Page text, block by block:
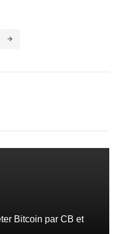
Bitcoin par CB et